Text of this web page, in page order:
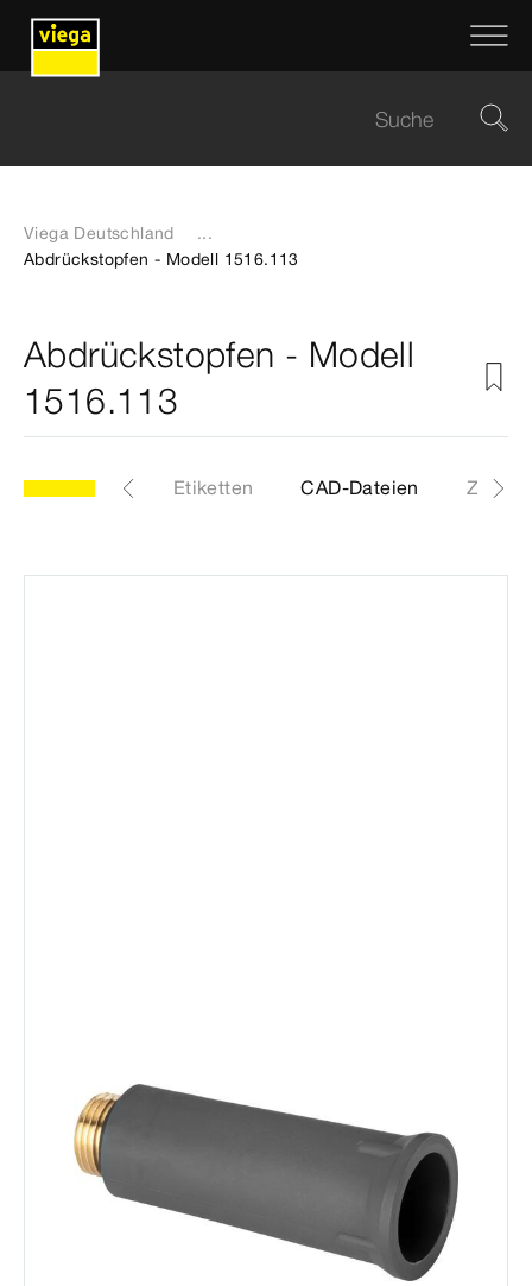
Viega Deutschland
...
Abdrückstopfen - Modell 1516.113
Abdrückstopfen - Modell
1516.113
Artikel Etiketten CAD-Dateien Z-